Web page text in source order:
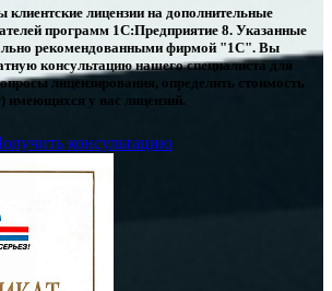
клиентские лицензии на дополнительные
программ 1С:Предприятие 8. Указанные
рекомендованными фирмой "1С". Вы
консультацию нашего специалиста для
лицензирования, определить стоимость
имеющихся у вас лицензий.
консультацию